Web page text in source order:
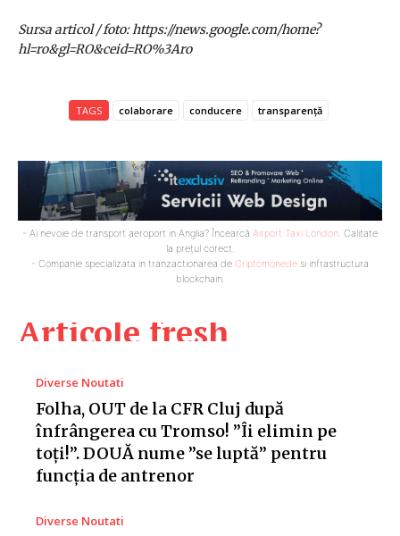
Articole fresh
Diverse Noutati
Folha, OUT de la CFR Cluj după
înfrângerea cu Tromso! ”Îi elimin pe
toți!”. DOUĂ nume ”se luptă” pentru
funcția de antrenor
Diverse Noutati
Sursa articol / foto: https://news.google.com/home?
hl=ro&gl=RO&ceid=RO%3Aro
TAGS colaborare conducere transparență
- Ai nevoie de transport aeroport in Anglia? Încearcă Airport Taxi London. Calitate
la prețul corect.
- Companie specializata in tranzactionarea de Criptomonede si infrastructura
blockchain.